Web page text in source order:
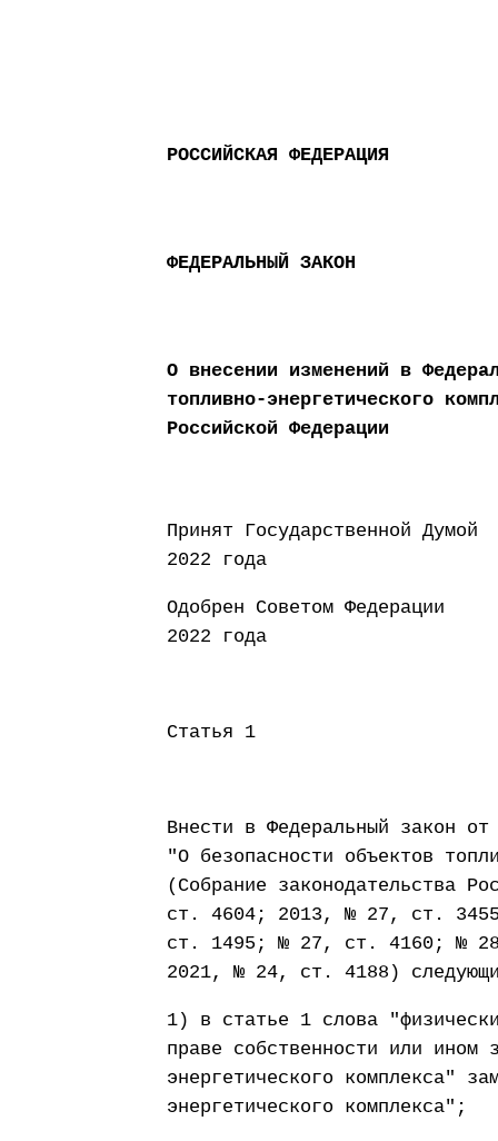
РОССИЙСКАЯ ФЕДЕРАЦИЯ
ФЕДЕРАЛЬНЫЙ ЗАКОН
О внесении изменений в
топливно-энергетического
Российской Федерации
Принят
2022 года
Одобрен
2022 года
Статья 1
Внести в Федеральный закон
"О безопасности объектов
(Собрание законодательства
ст. 4604; 2013, № 27, ст.
ст. 1495; № 27, ст. 4160; №
2021, № 24, ст. 4188)
1) в статье 1 слова
праве собственности или ином
энергетического комплекса"
энергетического комплекса";